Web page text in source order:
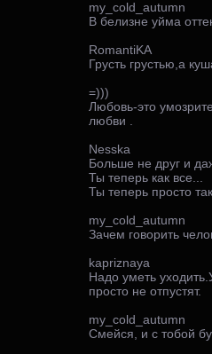
my_cold_autumn
В белизне уйма
RomantiKA
Грусть грустью,а
=)))
Любовь-это
любви .
Nesska
Больше не друг и
Ты теперь как все...
Ты теперь просто
my_cold_autumn
Зачем говорить
kapriznaya
Надо уметь
просто не отпустят.
my_cold_autumn
Смейся, и с тобой